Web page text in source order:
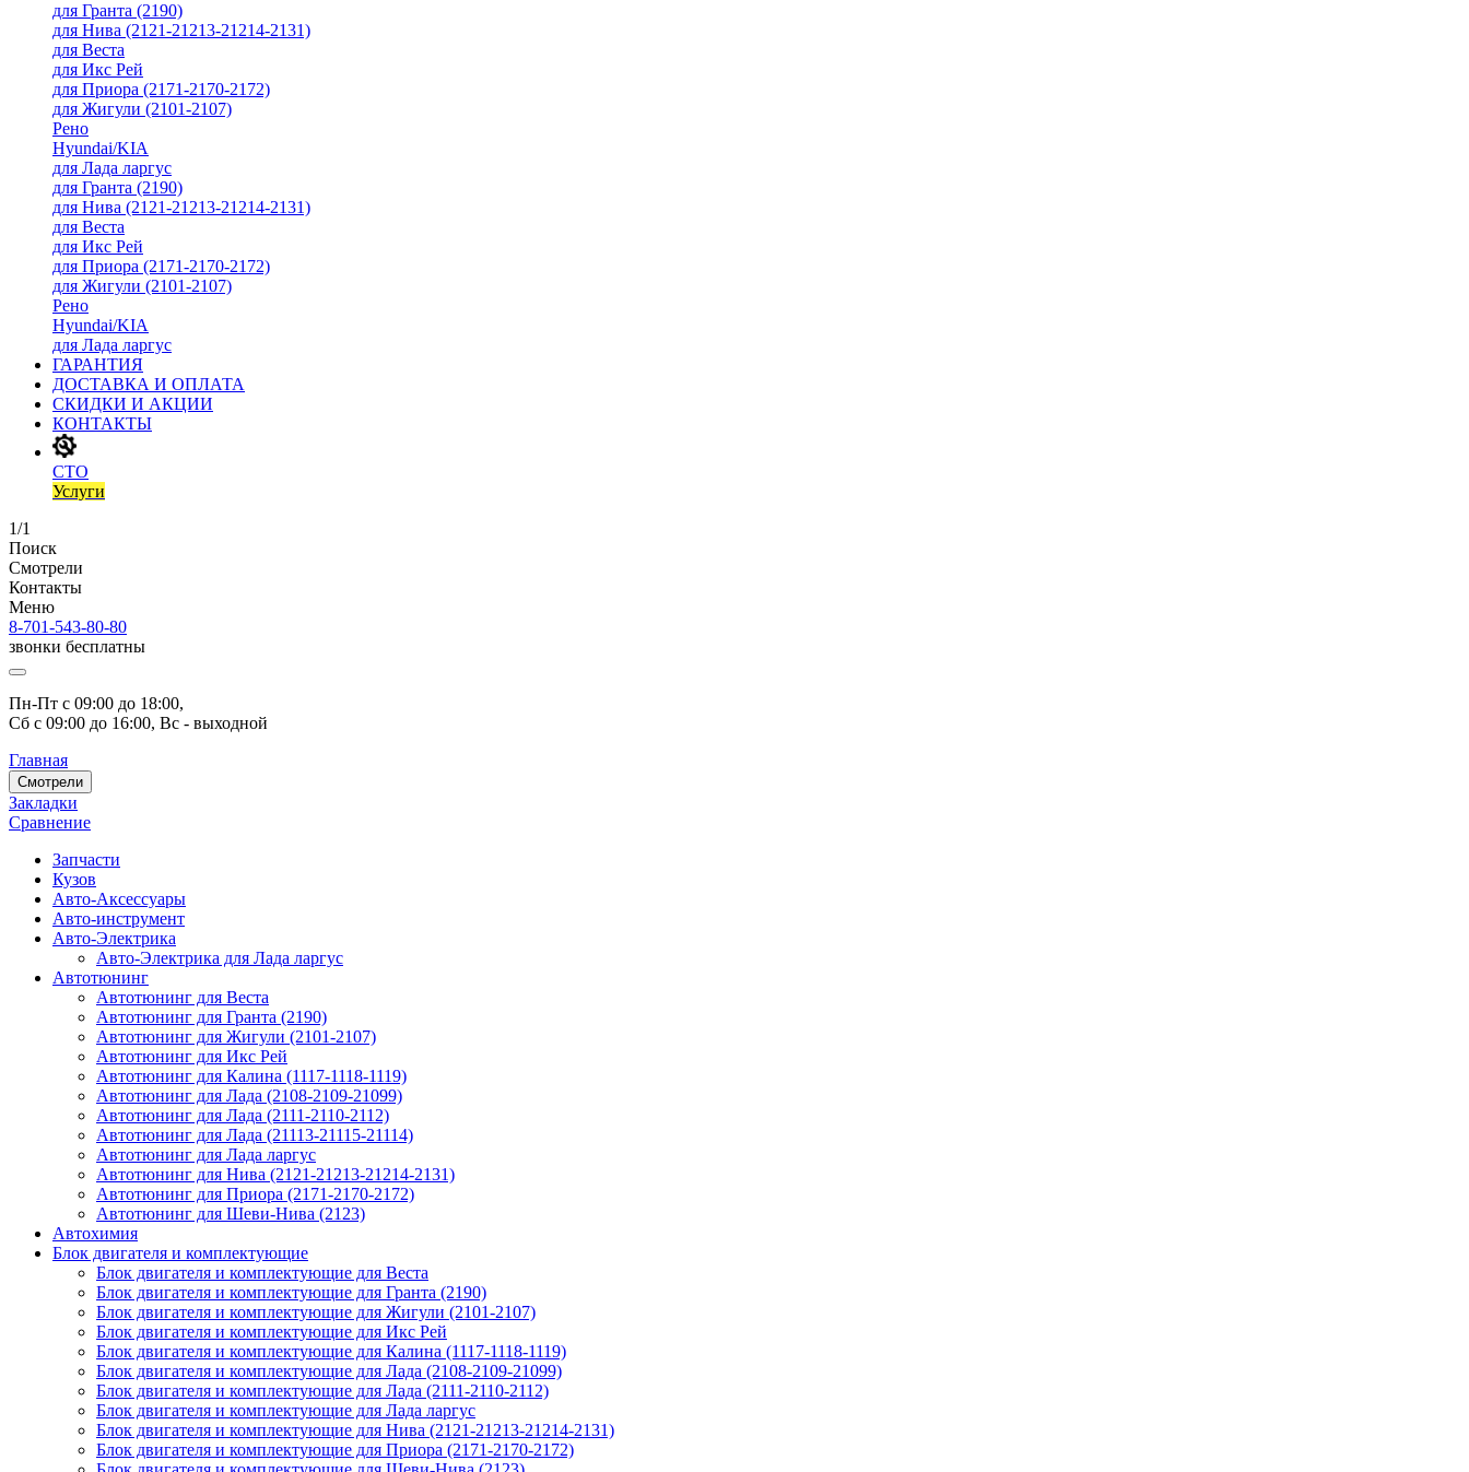
для Гранта (2190)
для Нива (2121-21213-21214-2131)
для Веста
для Икс Рей
для Приора (2171-2170-2172)
для Жигули (2101-2107)
Рено
Hyundai/KIA
для Лада ларгус
для Гранта (2190)
для Нива (2121-21213-21214-2131)
для Веста
для Икс Рей
для Приора (2171-2170-2172)
для Жигули (2101-2107)
Рено
Hyundai/KIA
для Лада ларгус
ГАРАНТИЯ
ДОСТАВКА И ОПЛАТА
СКИДКИ И АКЦИИ
КОНТАКТЫ
СТО
Услуги
1/1
Поиск
Смотрели
Контакты
Меню
8-701-543-80-80
звонки бесплатны
Пн-Пт с 09:00 до 18:00,
Сб с 09:00 до 16:00, Вс - выходной
Главная
Смотрели
Закладки
Сравнение
Запчасти
Кузов
Авто-Аксессуары
Авто-инструмент
Авто-Электрика
Авто-Электрика для Лада ларгус
Автотюнинг
Автотюнинг для Веста
Автотюнинг для Гранта (2190)
Автотюнинг для Жигули (2101-2107)
Автотюнинг для Икс Рей
Автотюнинг для Калина (1117-1118-1119)
Автотюнинг для Лада (2108-2109-21099)
Автотюнинг для Лада (2111-2110-2112)
Автотюнинг для Лада (21113-21115-21114)
Автотюнинг для Лада ларгус
Автотюнинг для Нива (2121-21213-21214-2131)
Автотюнинг для Приора (2171-2170-2172)
Автотюнинг для Шеви-Нива (2123)
Автохимия
Блок двигателя и комплектующие
Блок двигателя и комплектующие для Веста
Блок двигателя и комплектующие для Гранта (2190)
Блок двигателя и комплектующие для Жигули (2101-2107)
Блок двигателя и комплектующие для Икс Рей
Блок двигателя и комплектующие для Калина (1117-1118-1119)
Блок двигателя и комплектующие для Лада (2108-2109-21099)
Блок двигателя и комплектующие для Лада (2111-2110-2112)
Блок двигателя и комплектующие для Лада ларгус
Блок двигателя и комплектующие для Нива (2121-21213-21214-2131)
Блок двигателя и комплектующие для Приора (2171-2170-2172)